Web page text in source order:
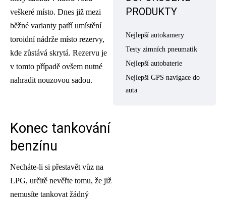
veškeré místo. Dnes již mezi
běžné varianty patří umístění
toroidní nádrže místo rezervy,
kde zůstává skrytá. Rezervu je
v tomto případě ovšem nutné
nahradit nouzovou sadou.
Konec tankování
benzínu
Necháte-li si přestavět vůz na
LPG, určitě nevěřte tomu, že již
nemusíte tankovat žádný
PRODUKTY
Nejlepší autokamery
Testy zimních pneumatik
Nejlepší autobaterie
Nejlepší GPS navigace do
auta